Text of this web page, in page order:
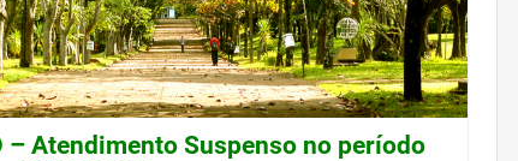
– Atendimento Suspenso no período